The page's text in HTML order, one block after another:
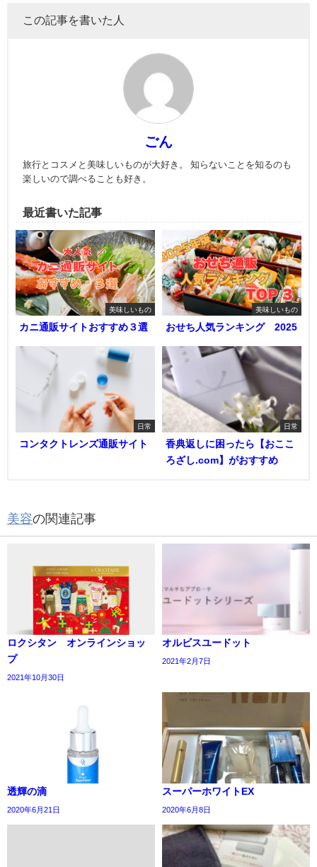
この記事を書いた人
ごん
旅行とコスメと美味しいものが大好き。 知らないことを知るのも
楽しいので調べることも好き。
最近書いた記事
美味しいもの
カニ通販サイトおすすめ３選
美味しいもの
おせち人気ランキング 2025
日常
コンタクトレンズ通販サイト
日常
香典返しに困ったら【おここ
ろざし.com】がおすすめ
美容の関連記事
ロクシタン オンラインショッ
プ
2021年10月30日
オルビスユードット
2021年2月7日
透輝の滴
2020年6月21日
スーパーホワイトEX
2020年6月8日